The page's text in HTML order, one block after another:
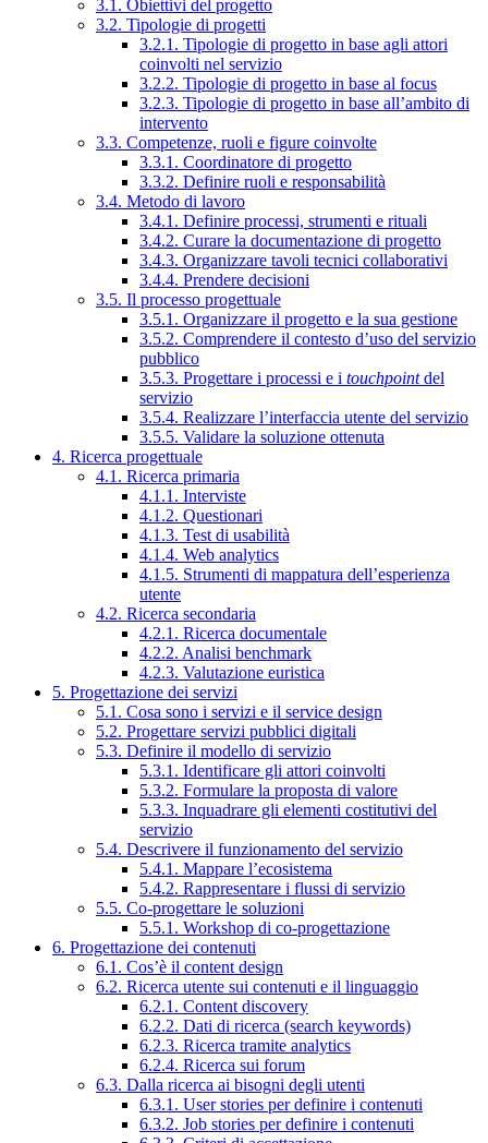
3.1. Obiettivi del progetto
3.2. Tipologie di progetti
3.2.1. Tipologie di progetto in base agli attori
coinvolti nel servizio
3.2.2. Tipologie di progetto in base al focus
3.2.3. Tipologie di progetto in base all’ambito di
intervento
3.3. Competenze, ruoli e figure coinvolte
3.3.1. Coordinatore di progetto
3.3.2. Definire ruoli e responsabilità
3.4. Metodo di lavoro
3.4.1. Definire processi, strumenti e rituali
3.4.2. Curare la documentazione di progetto
3.4.3. Organizzare tavoli tecnici collaborativi
3.4.4. Prendere decisioni
3.5. Il processo progettuale
3.5.1. Organizzare il progetto e la sua gestione
3.5.2. Comprendere il contesto d’uso del servizio
pubblico
3.5.3. Progettare i processi e i touchpointdel
servizio
3.5.4. Realizzare l’interfaccia utente del servizio
3.5.5. Validare la soluzione ottenuta
4. Ricerca progettuale
4.1. Ricerca primaria
4.1.1. Interviste
4.1.2. Questionari
4.1.3. Test di usabilità
4.1.4. Web analytics
4.1.5. Strumenti di mappatura dell’esperienza
utente
4.2. Ricerca secondaria
4.2.1. Ricerca documentale
4.2.2. Analisi benchmark
4.2.3. Valutazione euristica
5. Progettazione dei servizi
5.1. Cosa sono i servizi e il service design
5.2. Progettare servizi pubblici digitali
5.3. Definire il modello di servizio
5.3.1. Identificare gli attori coinvolti
5.3.2. Formulare la proposta di valore
5.3.3. Inquadrare gli elementi costitutivi del
servizio
5.4. Descrivere il funzionamento del servizio
5.4.1. Mappare l’ecosistema
5.4.2. Rappresentare i flussi di servizio
5.5. Co-progettare le soluzioni
5.5.1. Workshop di co-progettazione
6. Progettazione dei contenuti
6.1. Cos’è il content design
6.2. Ricerca utente sui contenuti e il linguaggio
6.2.1. Content discovery
6.2.2. Dati di ricerca (search keywords)
6.2.3. Ricerca tramite analytics
6.2.4. Ricerca sui forum
6.3. Dalla ricerca ai bisogni degli utenti
6.3.1. User stories per definire i contenuti
6.3.2. Job stories per definire i contenuti